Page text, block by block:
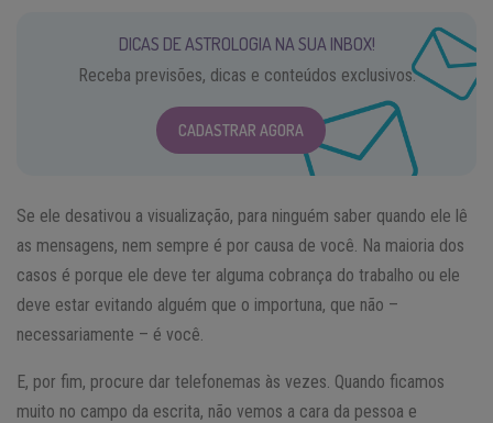
DICAS DE ASTROLOGIA NA SUA INBOX!
Receba previsões, dicas e conteúdos exclusivos.
CADASTRAR AGORA
Se ele desativou a visualização, para ninguém saber quando ele lê
as mensagens, nem sempre é por causa de você. Na maioria dos
casos é porque ele deve ter alguma cobrança do trabalho ou ele
deve estar evitando alguém que o importuna, que não –
necessariamente – é você.
E, por fim, procure dar telefonemas às vezes. Quando ficamos
muito no campo da escrita, não vemos a cara da pessoa e